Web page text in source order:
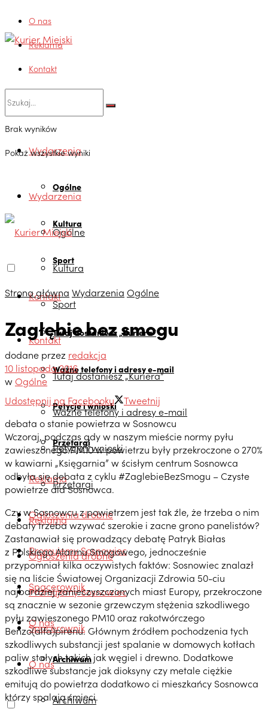
O nas
Reklama
Kontakt
Brak wyników
Pokaż wszystkie wyniki
Wydarzenia
Ogólne
Kultura
Sport
Kontakt
Tutaj dostaniesz „Kuriera”
Ważne telefony i adresy e-mail
Petycje i wnioski
Przetargi
Reklama
Ogłoszenia drobne
Promujemy Sosnowiec
Spacerownik
O nas
Archiwum
Wydarzenia
Ogólne
Kultura
Sport
Kontakt
Tutaj dostaniesz „Kuriera”
Ważne telefony i adresy e-mail
Petycje i wnioski
Przetargi
Reklama
Ogłoszenia drobne
Promujemy Sosnowiec
Spacerownik
O nas
Archiwum
Strona główna Wydarzenia Ogólne
Zagłębie bez smogu
dodane przez redakcja
10 listopada 2016
wOgólne
Udostępnij na Facebooku
Tweetnij
debata o stanie powietrza w Sosnowcu
Wczoraj, podczas gdy w naszym mieście normy pyłu
zawieszonego PM10 w powietrzu były przekroczone o 270%
w kawiarni „Księgarnia” w ścisłym centrum Sosnowca
odbyła się debata z cyklu #ZaglebieBezSmogu – Czyste
powietrze dla Sosnowca.
Czy w Sosnowcu z powietrzem jest tak źle, że trzeba o nim
debaty trzeba wzywać szerokie i zacne grono panelistów?
Zastanawiał się prowadzący debatę Patryk Białas
z Polskiego Alarmu Smogowego, jednocześnie
przypomniał kilka oczywistych faktów: Sosnowiec znalazł
się na liście Światowej Organizacji Zdrowia 50-ciu
najbardziej zanieczyszczonych miast Europy, przekroczone
są znacznie w sezonie grzewczym stężenia szkodliwego
pyłu zawieszonego PM10 oraz rakotwórczego
Benzo(alfa)pirenu. Głównym źródłem pochodzenia tych
szkodliwych substancji jest spalanie w domowych kotłach
paliw stałych takich jak węgiel i drewno. Dodatkowe
szkodliwe substancje jak dioksyny czy metale ciężkie
emitują do powietrza dodatkowo ci mieszkańcy Sosnowca
którzy spalają śmieci.